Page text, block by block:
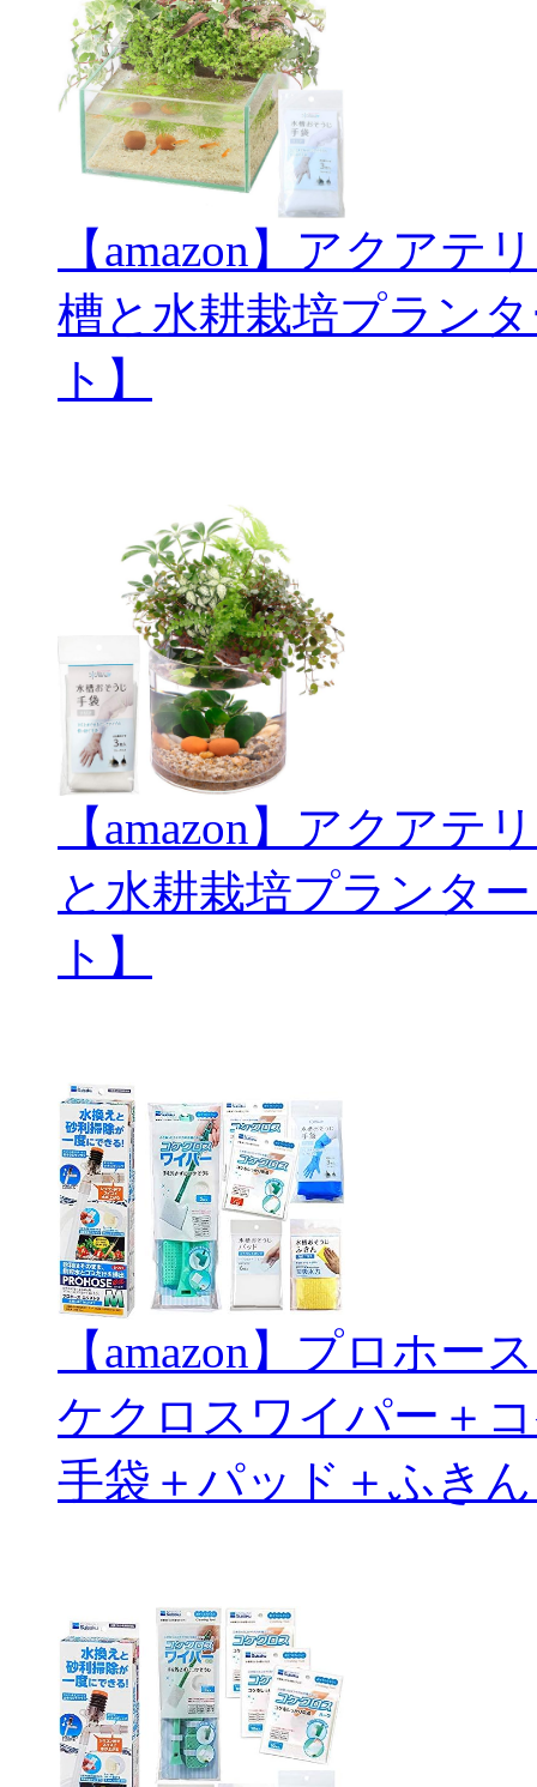
【amazon】アクアテ
槽と水耕栽培プラン
ト】
【amazon】アクアテ
と水耕栽培プランタ
ト】
【amazon】プロホ
ケクロスワイパー＋
手袋＋パッド＋ふき